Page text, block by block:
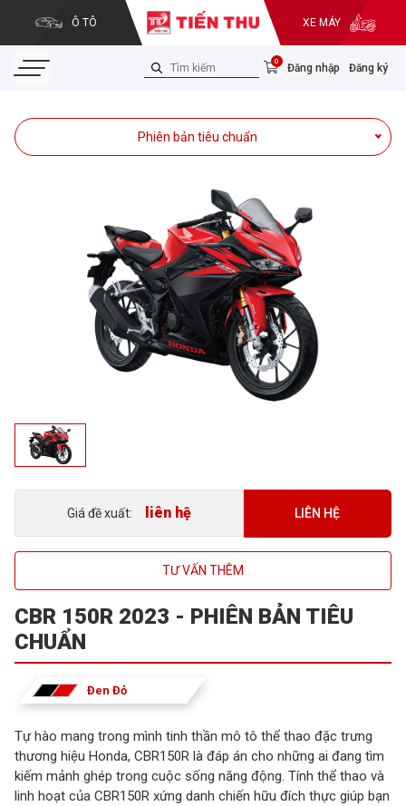
Ô TÔ XE MÁY
0
Đăng nhập Đăng ký
Phiên bản tiêu chuẩn
Giá đề xuất: liên hệ LIÊN HỆ
TƯ VẤN THÊM
CBR 150R 2023 - PHIÊN BẢN TIÊU
CHUẨN
Đen Đỏ
Tự hào mang trong mình tinh thần mô tô thể thao đặc trưng
thương hiệu Honda, CBR150R là đáp án cho những ai đang tìm
kiếm mảnh ghép trong cuộc sống năng động. Tính thể thao và
linh hoạt của CBR150R xứng danh chiến hữu đích thực giúp bạn